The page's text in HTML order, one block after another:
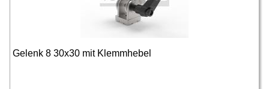
Gelenk 8 30x30 mit Klemmhebel